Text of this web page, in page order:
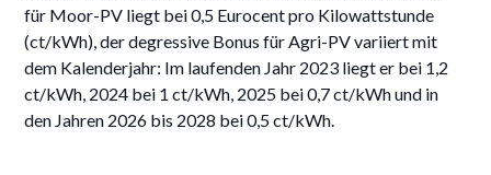
für Moor-PV liegt bei 0,5 Eurocent pro Kilowattstunde
(ct/kWh), der degressive Bonus für Agri-PV variiert mit
dem Kalenderjahr: Im laufenden Jahr 2023 liegt er bei 1,2
ct/kWh, 2024 bei 1 ct/kWh, 2025 bei 0,7 ct/kWh und in
den Jahren 2026 bis 2028 bei 0,5 ct/kWh.